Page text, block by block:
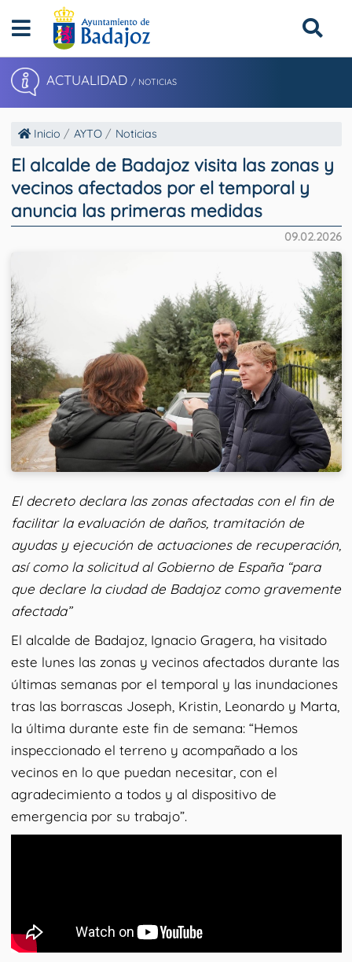
ACTUALIDAD / NOTICIAS
Inicio AYTO Noticias
El alcalde de Badajoz visita las zonas y
vecinos afectados por el temporal y
anuncia las primeras medidas
09.02.2026
El decreto declara las zonas afectadas con el fin de
facilitar la evaluación de daños, tramitación de
ayudas y ejecución de actuaciones de recuperación,
así como la solicitud al Gobierno de España “para
que declare la ciudad de Badajoz como gravemente
afectada”
El alcalde de Badajoz, Ignacio Gragera, ha visitado
este lunes las zonas y vecinos afectados durante las
últimas semanas por el temporal y las inundaciones
tras las borrascas Joseph, Kristin, Leonardo y Marta,
la última durante este fin de semana: “Hemos
inspeccionado el terreno y acompañado a los
vecinos en lo que puedan necesitar, con el
agradecimiento a todos y al dispositivo de
emergencia por su trabajo”.